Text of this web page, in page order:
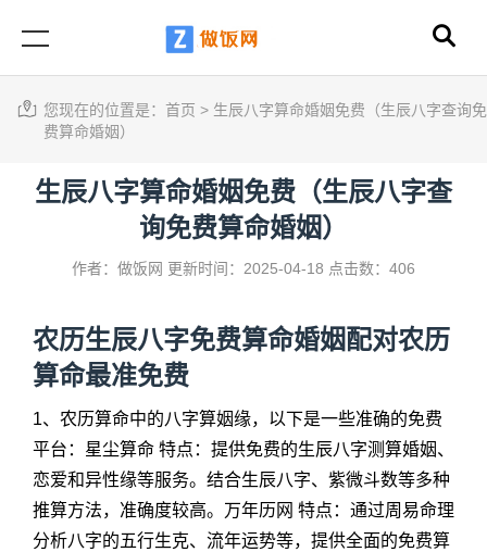
您现在的位置是： 首页 > 生辰八字算命婚姻免费（生辰八字查询免
费算命婚姻）
生辰八字算命婚姻免费（生辰八字查
询免费算命婚姻）
作者：做饭网 更新时间：2025-04-18 点击数：406
农历生辰八字免费算命婚姻配对农历
算命最准免费
1、农历算命中的八字算姻缘，以下是一些准确的免费
平台：星尘算命 特点：提供免费的生辰八字测算婚姻、
恋爱和异性缘等服务。结合生辰八字、紫微斗数等多种
推算方法，准确度较高。万年历网 特点：通过周易命理
分析八字的五行生克、流年运势等，提供全面的免费算